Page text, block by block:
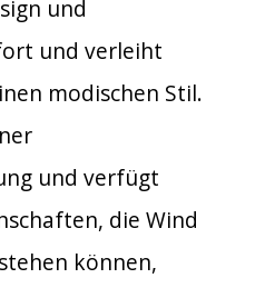
und
und verleiht
modischen Stil.
und verfügt
die Wind
können,